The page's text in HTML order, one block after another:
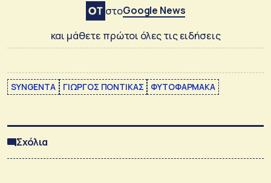
στοGoogle News
και μάθετε πρώτοι όλες τις ειδήσεις
SYNGENTA ΓΙΩΡΓΟΣ ΠΟΝΤΙΚΑΣ ΦΥΤΟΦΑΡΜΑΚΑ
Σχόλια